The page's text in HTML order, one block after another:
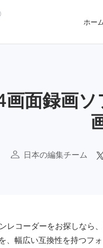
ホー
画面録画
日本の編集チーム
レコーダーをお探しなら
、幅広い互換性を持つフ